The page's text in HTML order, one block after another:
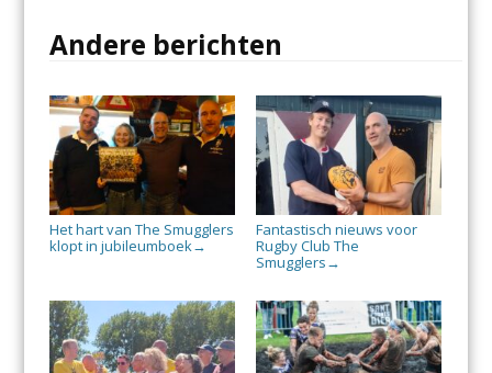
Andere berichten
Het hart van The Smugglers
klopt in jubileumboek→
Fantastisch nieuws voor
Rugby Club The
Smugglers →